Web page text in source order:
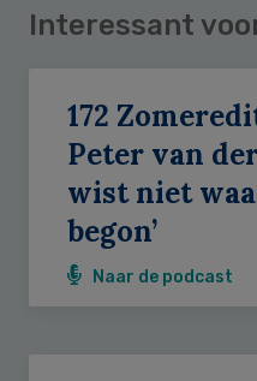
Interessant
172
Peter van
wist niet
begon’
Naar de podcast